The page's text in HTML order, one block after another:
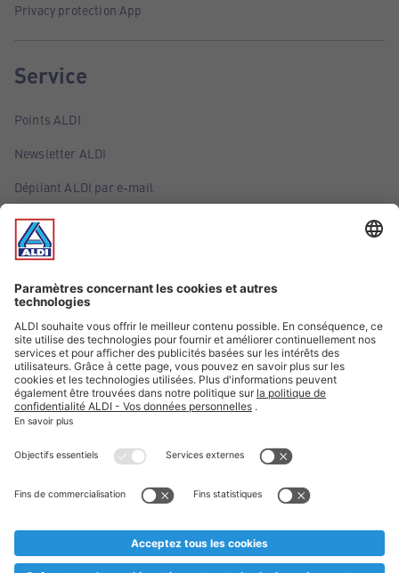
Privacy protection App
Service
Points ALDI
Newsletter ALDI
Dépliant ALDI par e-mail
Offres
Infos essentielles
Suivez ALDI Belgique
Textes marqués d'un astérisque et mentions légales
* Nous vendons ces articles temporairement et jusqu'à
au cas où, malgré le planning bien étudié, nous serions
prématurément en rupture de stock. Prix Recupel et TVA incl.
** Sur ce site, l’utilisation de la forme masculine a été adoptée